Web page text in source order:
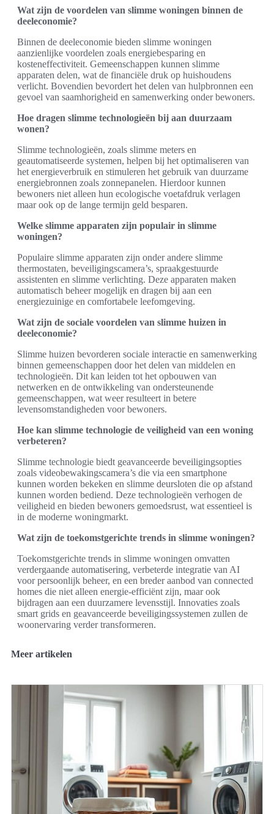
Wat zijn de voordelen van slimme woningen binnen de
deeleconomie?
Binnen de deeleconomie bieden slimme woningen
aanzienlijke voordelen zoals energiebesparing en
kosteneffectiviteit. Gemeenschappen kunnen slimme
apparaten delen, wat de financiële druk op huishoudens
verlicht. Bovendien bevordert het delen van hulpbronnen een
gevoel van saamhorigheid en samenwerking onder bewoners.
Hoe dragen slimme technologieën bij aan duurzaam
wonen?
Slimme technologieën, zoals slimme meters en
geautomatiseerde systemen, helpen bij het optimaliseren van
het energieverbruik en stimuleren het gebruik van duurzame
energiebronnen zoals zonnepanelen. Hierdoor kunnen
bewoners niet alleen hun ecologische voetafdruk verlagen
maar ook op de lange termijn geld besparen.
Welke slimme apparaten zijn populair in slimme
woningen?
Populaire slimme apparaten zijn onder andere slimme
thermostaten, beveiligingscamera’s, spraakgestuurde
assistenten en slimme verlichting. Deze apparaten maken
automatisch beheer mogelijk en dragen bij aan een
energiezuinige en comfortabele leefomgeving.
Wat zijn de sociale voordelen van slimme huizen in
deeleconomie?
Slimme huizen bevorderen sociale interactie en samenwerking
binnen gemeenschappen door het delen van middelen en
technologieën. Dit kan leiden tot het opbouwen van
netwerken en de ontwikkeling van ondersteunende
gemeenschappen, wat weer resulteert in betere
levensomstandigheden voor bewoners.
Hoe kan slimme technologie de veiligheid van een woning
verbeteren?
Slimme technologie biedt geavanceerde beveiligingsopties
zoals videobewakingscamera’s die via een smartphone
kunnen worden bekeken en slimme deursloten die op afstand
kunnen worden bediend. Deze technologieën verhogen de
veiligheid en bieden bewoners gemoedsrust, wat essentieel is
in de moderne woningmarkt.
Wat zijn de toekomstgerichte trends in slimme woningen?
Toekomstgerichte trends in slimme woningen omvatten
verdergaande automatisering, verbeterde integratie van AI
voor persoonlijk beheer, en een breder aanbod van connected
homes die niet alleen energie-efficiënt zijn, maar ook
bijdragen aan een duurzamere levensstijl. Innovaties zoals
smart grids en geavanceerde beveiligingssystemen zullen de
woonervaring verder transformeren.
Meer artikelen